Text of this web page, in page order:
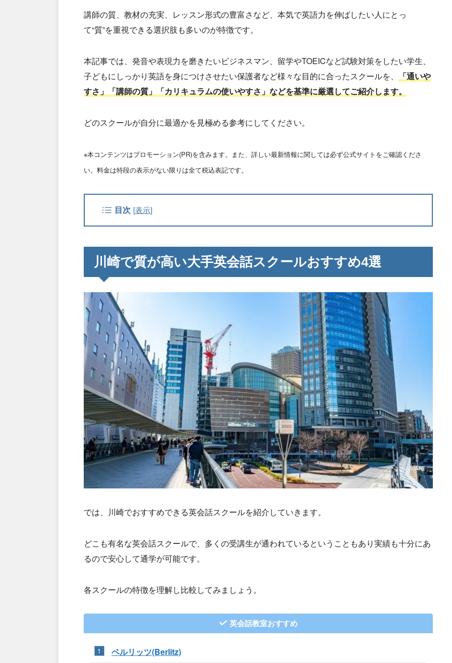
講師の質、教材の充実、レッスン形式の豊富さなど、本気で英語力を伸ばしたい人にとっ
て“質”を重視できる選択肢も多いのが特徴です。
本記事では、発音や表現力を磨きたいビジネスマン、留学やTOEICなど試験対策をしたい学生、
子どもにしっかり英語を身につけさせたい保護者など様々な目的に合ったスクールを、
「通いや
すさ」「講師の質」「カリキュラムの使いやすさ」などを基準に厳選してご紹介します。
どのスクールが自分に最適かを見極める参考にしてください。
※本コンテンツはプロモーション(PR)を含みます。また、詳しい最新情報に関しては必ず公式サイトをご確認くださ
い。料金は特段の表示がない限りは全て税込表記です。
目次 [表示]
川崎で質が高い大手英会話スクールおすすめ4選
では、川崎でおすすめできる英会話スクールを紹介していきます。
どこも有名な英会話スクールで、多くの受講生が通われているということもあり実績も十分にあ
るので安心して通学が可能です。
各スクールの特徴を理解し比較してみましょう。
英会話教室おすすめ
ベルリッツ(Berlitz)